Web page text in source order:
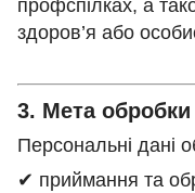
профспілках, а
здоров’я або
3. Мета
Персональні дані
✔ приймання та